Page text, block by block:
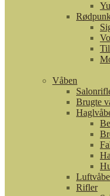
Våben
Brugte
Rifler